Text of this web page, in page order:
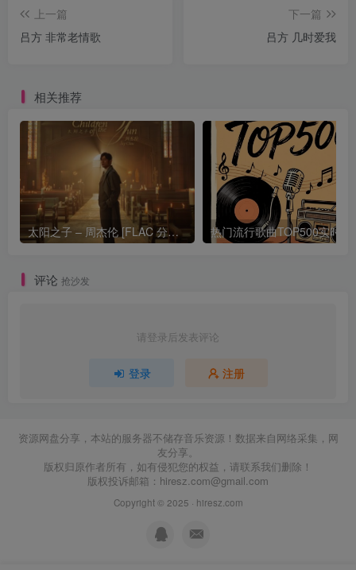
上一篇
吕方 非常老情歌
下一篇
吕方 几时爱我
相关推荐
太阳之子 – 周杰伦 [FLAC 分轨 192Khz 24bit]
评论 抢沙发
请登录后发表评论
登录 注册
资源网盘分享，本站的服务器不储存音乐资源！数据来自网络采集，网
友分享。
版权归原作者所有，如有侵犯您的权益，请联系我们删除！
版权投诉邮箱： hiresz.com@gmail.com
Copyright © 2025 · hiresz.com